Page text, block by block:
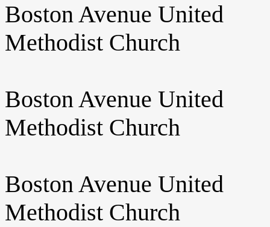
Boston Avenue United
Methodist Church
Boston Avenue United
Methodist Church
Boston Avenue United
Methodist Church